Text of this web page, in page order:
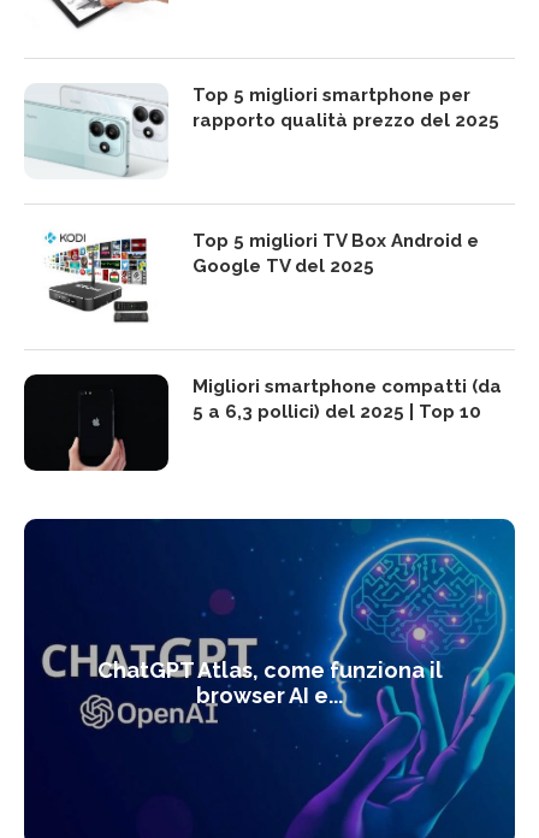
Top 5 migliori smartphone per
rapporto qualità prezzo del 2025
Top 5 migliori TV Box Android e
Google TV del 2025
Migliori smartphone compatti (da
5 a 6,3 pollici) del 2025 | Top 10
ChatGPT Atlas, come funziona il
browser AI e...